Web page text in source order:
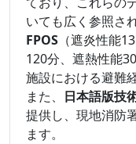
いても広く参照さ
FPOS （遮炎性能
120分、遮熱性能
施設における避難
また、 日本語版技
提供し、現地消防
ます。